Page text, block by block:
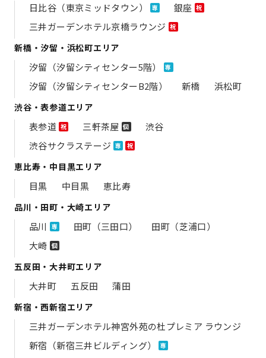
日比谷（東京ミッドタウン） 専 銀座 祝
三井ガーデンホテル京橋ラウンジ 祝
新橋・汐留・浜松町エリア
汐留（汐留シティセンター5階） 専
汐留（汐留シティセンターB2階） 新橋 浜松町
渋谷・表参道エリア
表参道 祝 三軒茶屋 個
渋谷
渋谷サクラステージ 専 祝
恵比寿・中目黒エリア
目黒 中目黒 恵比寿
品川・田町・大崎エリア
品川 専 田町（三田口）
田町（芝浦口）
大崎 個
五反田・大井町エリア
大井町 五反田 蒲田
新宿・西新宿エリア
三井ガーデンホテル神宮外苑の​杜プレミア ラウンジ
新宿（新宿三井ビルディング）
専